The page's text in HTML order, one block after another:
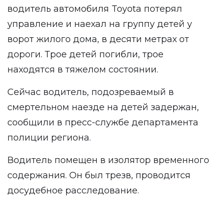
водитель автомобиля Toyota потерял
управление и наехал на группу детей у
ворот жилого дома, в десяти метрах от
дороги. Трое детей погибли, трое
находятся в тяжелом состоянии.
Сейчас водитель, подозреваемый в
смертельном наезде на детей задержан,
сообщили в пресс-службе департамента
полиции региона.
Водитель помещен в изолятор временного
содержания. Он был трезв, проводится
досудебное расследование.